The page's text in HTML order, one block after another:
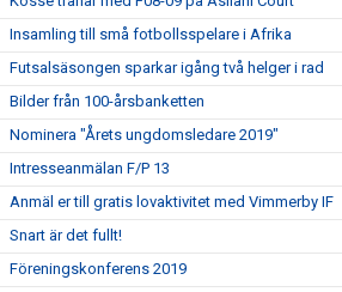
Insamling till små fotbollsspelare i Afrika
Futsalsäsongen sparkar igång två helger i rad
Bilder från 100-årsbanketten
Nominera "Årets ungdomsledare 2019"
Intresseanmälan F/P 13
Anmäl er till gratis lovaktivitet med Vimmerby IF
Snart är det fullt!
Föreningskonferens 2019